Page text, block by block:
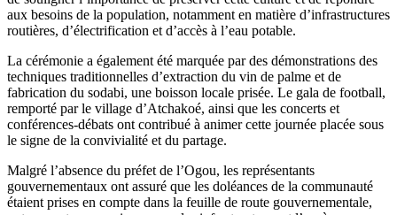
aux besoins de la population, notamment en matière d’infrastructures
routières, d’électrification et d’accès à l’eau potable.
La cérémonie a également été marquée par des démonstrations des
techniques traditionnelles d’extraction du vin de palme et de
fabrication du sodabi, une boisson locale prisée. Le gala de football,
remporté par le village d’Atchakoé, ainsi que les concerts et
conférences-débats ont contribué à animer cette journée placée sous
le signe de la convivialité et du partage.
Malgré l’absence du préfet de l’Ogou, les représentants
gouvernementaux ont assuré que les doléances de la communauté
étaient prises en compte dans la feuille de route gouvernementale,